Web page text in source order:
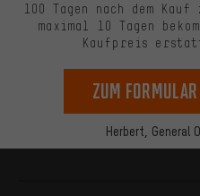
Herbert, General
100 Tagen nach dem
maximal 10 Tagen
Kaufpreis
zum Formular